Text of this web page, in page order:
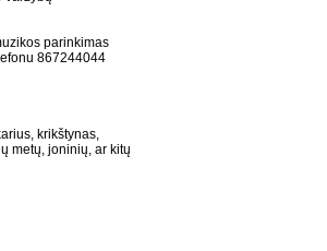
parinkimas
867244044
krikštynas,
metų, joninių, ar kitų